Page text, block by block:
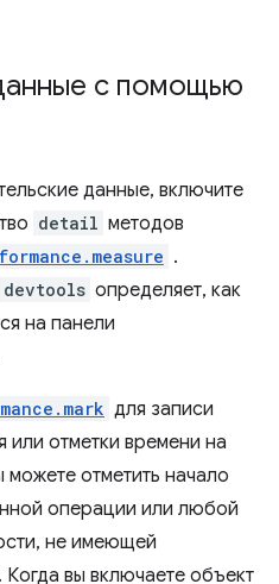
с помощью
данные, включите
detail методов
.
devtools определяет, как
на панели
для записи
или отметки времени на
отметить начало
операции или любой
не имеющей
вы включаете объект